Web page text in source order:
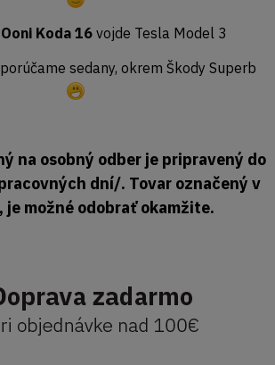
Ooni Koda 16 vojde Tesla Model 3
sedany, okrem Škody Superb
na osobný odber je pripravený do
dní/. Tovar označený v
je možné odobrať okamžite.